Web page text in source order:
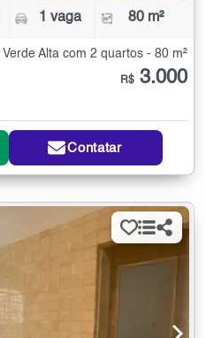
1 vaga 80 m²
Alta com 2 quartos - 80 m²
R$ 3.000
Contatar